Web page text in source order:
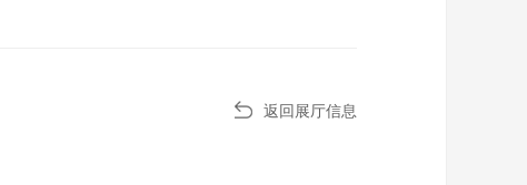
返回展厅信息